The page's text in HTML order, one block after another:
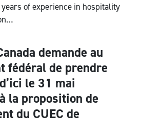
of experience in hospitality
demande au
fédéral de prendre
le 31 mai
la proposition de
du CUEC de